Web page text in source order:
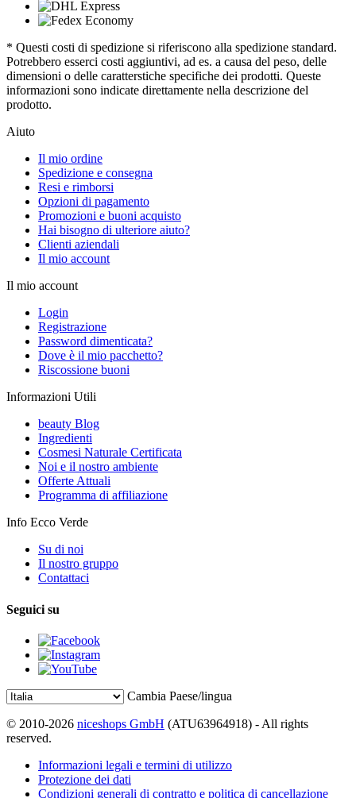
* Questi costi di spedizione si riferiscono alla spedizione standard.
Potrebbero esserci costi aggiuntivi, ad es. a causa del peso, delle
dimensioni o delle caratterstiche specifiche dei prodotti. Queste
informazioni sono indicate direttamente nella descrizione del
prodotto.
Aiuto
Il mio ordine
Spedizione e consegna
Resi e rimborsi
Opzioni di pagamento
Promozioni e buoni acquisto
Hai bisogno di ulteriore aiuto?
Clienti aziendali
Il mio account
Il mio account
Login
Registrazione
Password dimenticata?
Dove è il mio pacchetto?
Riscossione buoni
Informazioni Utili
beauty Blog
Ingredienti
Cosmesi Naturale Certificata
Noi e il nostro ambiente
Offerte Attuali
Programma di affiliazione
Info Ecco Verde
Su di noi
Il nostro gruppo
Contattaci
Seguici su
Cambia Paese/lingua
© 2010-2026 niceshops GmbH (ATU63964918) - All rights
reserved.
Informazioni legali e termini di utilizzo
Protezione dei dati
Condizioni generali di contratto e politica di cancellazione